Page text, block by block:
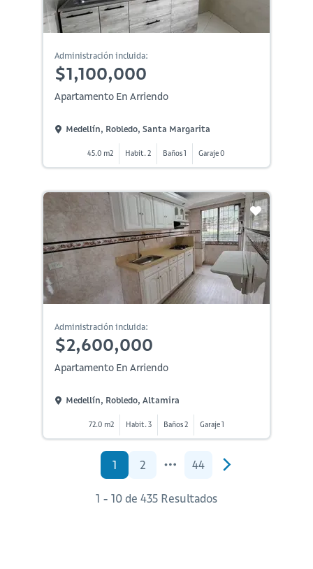
Administración incluida:
$1,100,000
Apartamento En Arriendo
Medellín, Robledo, Santa Margarita
45.0 m2 Habit. 2 Baños 1 Garaje 0
Administración incluida:
$2,600,000
Apartamento En Arriendo
Medellín, Robledo, Altamira
72.0 m2 Habit. 3 Baños 2 Garaje 1
1 2 44
1 - 10 de 435 Resultados